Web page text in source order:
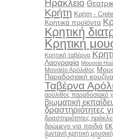
Ηράκλειο
Κρήτη Κρήτη - Crete
Κρητικά προϊόντα
Κρητική
Κρητική
Κρητική ταβέρνα
Λαογραφία Μουσεία
Μουσείο Αρόλιθος
Παραδοσιακή κουζίνα
Ταβέρνα
αρολιθος παραδοσιακό
βιωματική
δραστηριότητες
δραστηριότητες
δρώμενο για παιδιά
ζωντανή κρητική